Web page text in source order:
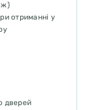
отриманні у
дверей